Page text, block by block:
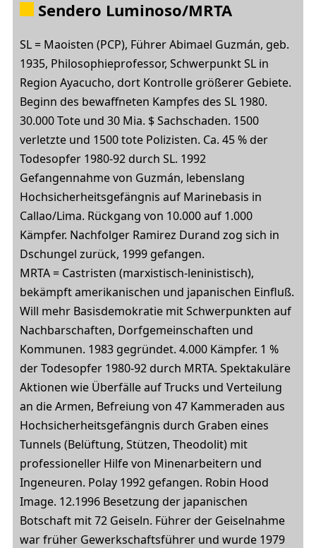
Sendero Luminoso/MRTA
SL = Maoisten (PCP), Führer Abimael Guzmán, geb.
1935, Philosophieprofessor, Schwerpunkt SL in
Region Ayacucho, dort Kontrolle größerer Gebiete.
Beginn des bewaffneten Kampfes des SL 1980.
30.000 Tote und 30 Mia. $ Sachschaden. 1500
verletzte und 1500 tote Polizisten. Ca. 45 % der
Todesopfer 1980-92 durch SL. 1992
Gefangennahme von Guzmán, lebenslang
Hochsicherheitsgefängnis auf Marinebasis in
Callao/Lima. Rückgang von 10.000 auf 1.000
Kämpfer. Nachfolger Ramirez Durand zog sich in
Dschungel zurück, 1999 gefangen.
MRTA = Castristen (marxistisch-leninistisch),
bekämpft amerikanischen und japanischen Einfluß.
Will mehr Basisdemokratie mit Schwerpunkten auf
Nachbarschaften, Dorfgemeinschaften und
Kommunen. 1983 gegründet. 4.000 Kämpfer. 1 %
der Todesopfer 1980-92 durch MRTA. Spektakuläre
Aktionen wie Überfälle auf Trucks und Verteilung
an die Armen, Befreiung von 47 Kammeraden aus
Hochsicherheitsgefängnis durch Graben eines
Tunnels (Belüftung, Stützen, Theodolit) mit
professioneller Hilfe von Minenarbeitern und
Ingeneuren. Polay 1992 gefangen. Robin Hood
Image. 12.1996 Besetzung der japanischen
Botschaft mit 72 Geiseln. Führer der Geiselnahme
war früher Gewerkschaftsführer und wurde 1979